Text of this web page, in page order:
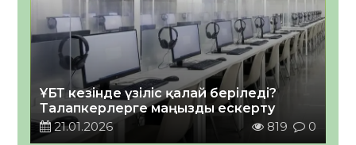
ҰБТ кезінде үзіліс қалай беріледі?
Талапкерлерге маңызды ескерту
21.01.2026
819 0